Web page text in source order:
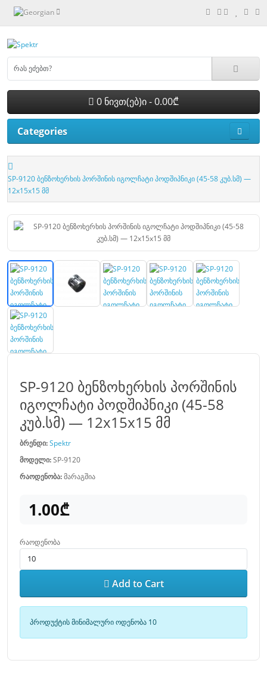
0 ნივთ(ებ)ი - 0.00₾
Categories
SP-9120 ბენზოხერხის პორშინის იგოლჩატი პოდშიპნიკი (45-58 კუბ.სმ) —
12x15x15 მმ
SP-9120 ბენზოხერხის პორშინის
იგოლჩატი პოდშიპნიკი (45-58
კუბ.სმ) — 12x15x15 მმ
ბრენდი:Spektr
მოდელი:SP-9120
რაოდენობა:მარაგშია
1.00₾
რაოდენობა
Add to Cart
პროდუქტის მინიმალური ოდენობა 10